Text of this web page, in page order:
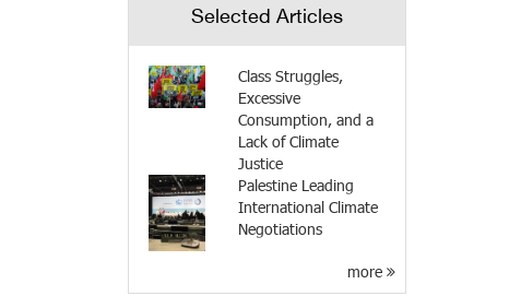
Selected Articles
Class Struggles,
Excessive
Consumption, and a
Lack of Climate
Justice
Palestine Leading
International Climate
Negotiations